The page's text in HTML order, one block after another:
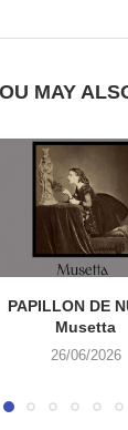
MAY
PAPILLON DE
Musetta
26/06/2026